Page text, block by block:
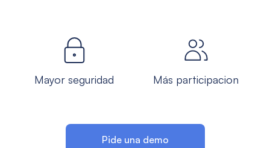
Mayor seguridad Más participacion
Pide una demo